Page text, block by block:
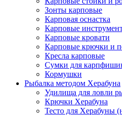
Зонты карповые
Карповая оснастка
Карповые
Карповые кровати
Карповые крючки и
Кресла карповые
Сумки для
Кормушки
Рыбалка методом Херабуна
Удилища для ловли
Крючки Херабуна
Тесто для Херабуны